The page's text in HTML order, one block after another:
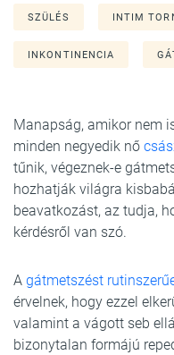
SZÜLÉS INTIM
INKONTINENCIA
Manapság, amikor nem
minden negyedik nő
tűnik, végeznek-e
hozhatják világra
beavatkozást, az tudja,
kérdésről van szó.
A gátmetszést
érvelnek, hogy ezzel
valamint a vágott seb
bizonytalan formájú